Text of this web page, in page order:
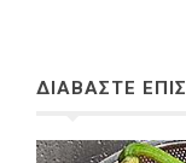
ΔΙΑΒΑΣΤΕ